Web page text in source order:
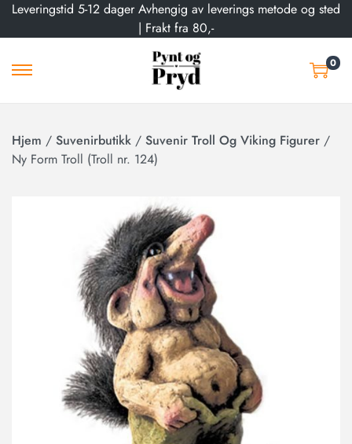
Leveringstid 5-12 dager Avhengig av leverings metode og sted
| Frakt fra 80,-
0
Hjem / Suvenirbutikk / Suvenir Troll Og Viking Figurer /
Ny Form Troll (Troll nr. 124)